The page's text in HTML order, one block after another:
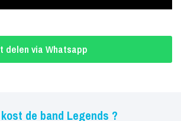
delen via Whatsapp
de band Legends ?